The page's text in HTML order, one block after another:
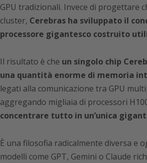
GPU tradizionali. Invece di progettare
cluster, Cerebras ha sviluppato il
processore gigantesco costruito
Il risultato è che un singolo chip
una quantità enorme di memoria
legati alla comunicazione tra GPU
aggregando migliaia di processori
concentrare tutto in un’unica
È una filosofia radicalmente diversa e
modelli come GPT, Gemini o Claude